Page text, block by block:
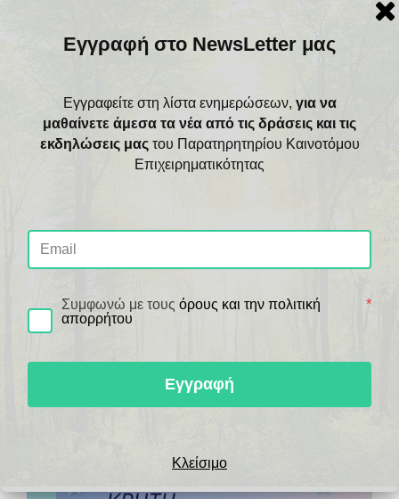
Εγγραφή στο NewsLetter μας
Εγγραφείτε στη λίστα ενημερώσεων, για να
μαθαίνετε άμεσα τα νέα από τις δράσεις και τις
εκδηλώσεις μας του Παρατηρητηρίου Καινοτόμου
Επιχειρηματικότητας
Συμφωνώ με τουςόρους και την πολιτική
απορρήτου
*
Εγγραφή
Κλείσιμο